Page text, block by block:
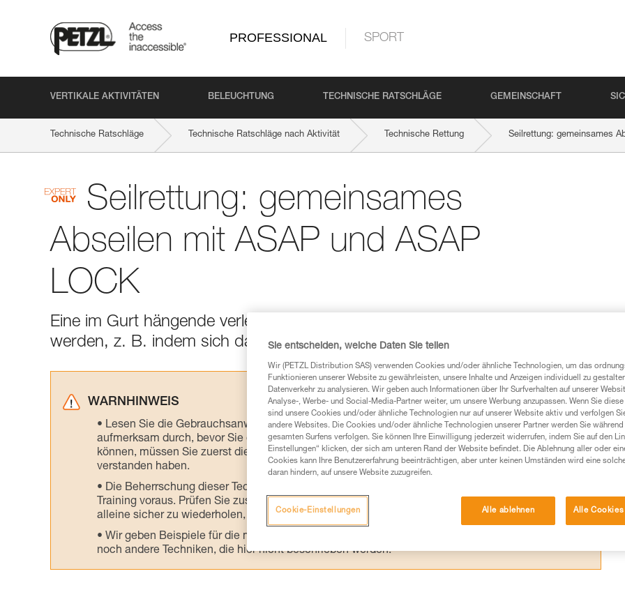
PROFESSIONAL SPORT
VERTIKALE AKTIVITÄTEN BELEUCHTUNG TECHNISCHE RATSCHLÄGE GEMEINSCHAFT
Technische Ratschläge Technische Ratschläge nach Aktivität Technische Rettung Seilrettung: gemeinsames
Seilrettung: gemeinsames
Abseilen mit ASAP und ASAP
LOCK
Eine im Gurt hängende verletzte Person muss schnell aus der Situation befreit
werden, z. B. indem sich das Teammitglied zusammen mit ihr abseilt.
WARNHINWEIS
Lesen Sie die Gebrauchsanweisungen der Produkte, um die es in diesem Tech Tipp geht,
aufmerksam durch, bevor Sie diesen zu Rate ziehen. Um diese Zusatzinformationen verstehen zu
können, müssen Sie zuerst die in der Gebrauchsanweisung enthaltenen Informationen richtig
verstanden haben.
Die Beherrschung dieser Techniken setzt eine entsprechende Ausbildung und ein spezielles
Training voraus. Prüfen Sie zusammen mit einem Profi, ob Sie in der Lage sind, den Vorgang
alleine sicher zu wiederholen, bevor Sie ihn eigenständig durchführen.
Wir geben Beispiele für die mit Ihrer Aktivität verbundenen Techniken. Möglicherweise gibt es
noch andere Techniken, die hier nicht beschrieben werden.
Sie entscheiden, welche Daten Sie teilen
Wir (PETZL Distribution SAS) verwenden Cookies und/oder ähnliche Technologien, um das
Funktionieren unserer Website zu gewährleisten, unsere Inhalte und Anzeigen individuell zu
Datenverkehr zu analysieren. Wir geben auch Informationen über Ihr Surfverhalten auf unserer
Analyse-, Werbe- und Social-Media-Partner weiter, um unsere Werbung anzupassen. Wenn Sie
sind unsere Cookies und/oder ähnliche Technologien nur auf unserer Website aktiv und verfolgen
andere Websites. Die Cookies und/oder ähnliche Technologien unserer Partner werden Sie während
gesamten Surfens verfolgen. Sie können Ihre Einwilligung jederzeit widerrufen, indem Sie auf den
Einstellungen“ klicken, der sich am unteren Rand der Website befindet. Die Ablehnung aller oder
Cookies kann Ihre Benutzererfahrung beeinträchtigen, aber unter keinen Umständen wird eine
daran hindern, auf unsere Website zuzugreifen.
Alle ablehnen Alle
Cookie-Einstellungen